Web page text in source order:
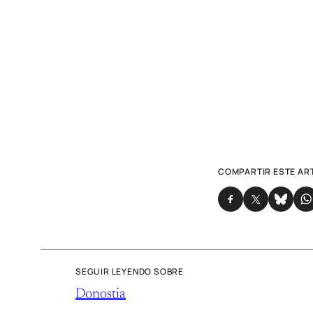
COMPARTIR ESTE
SEGUIR LEYENDO SOBRE
Donostia